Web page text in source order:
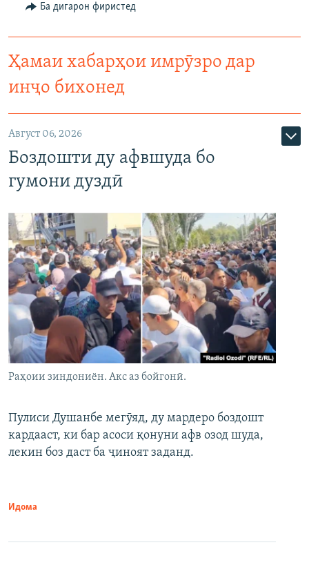
Ба дигарон фиристед
Ҳамаи хабарҳои имрӯзро дар
инҷо бихонед
Август 06, 2026
Боздошти ду афвшуда бо
гумони дуздӣ
Раҳоии зиндониён. Акс аз бойгонӣ.
Пулиси Душанбе мегӯяд, ду мардеро боздошт
кардааст, ки бар асоси қонуни афв озод шуда,
лекин боз даст ба ҷиноят заданд.
Идома